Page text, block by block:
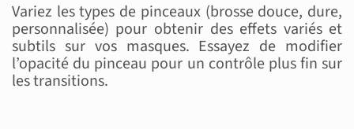
Variez les types de pinceaux (brosse douce, dure,
personnalisée) pour obtenir des effets variés et
subtils sur vos masques. Essayez de modifier
l’opacité du pinceau pour un contrôle plus fin sur
les transitions.